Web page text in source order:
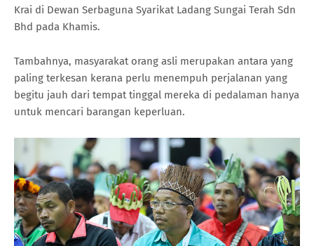
Krai di Dewan Serbaguna Syarikat Ladang Sungai Terah Sdn
Bhd pada Khamis.
Tambahnya, masyarakat orang asli merupakan antara yang
paling terkesan kerana perlu menempuh perjalanan yang
begitu jauh dari tempat tinggal mereka di pedalaman hanya
untuk mencari barangan keperluan.